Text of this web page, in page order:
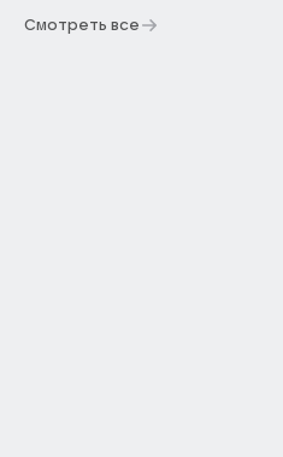
Смотреть все